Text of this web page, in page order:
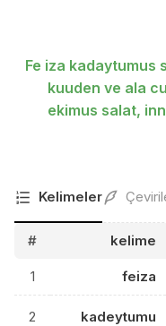
Fe iza kadaytumus
kuuden ve ala
ekimus salat,
Kelimeler
# kelime
1 feiza
2 kadeytumu